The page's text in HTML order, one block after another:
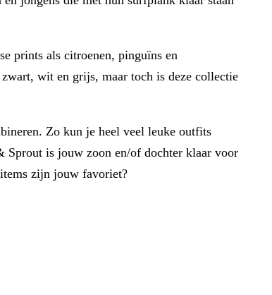
prints als citroenen, pinguïns en
wit en grijs, maar toch is deze collectie
Zo kun je heel veel leuke outfits
Sprout is jouw zoon en/of dochter klaar voor
zijn jouw favoriet?